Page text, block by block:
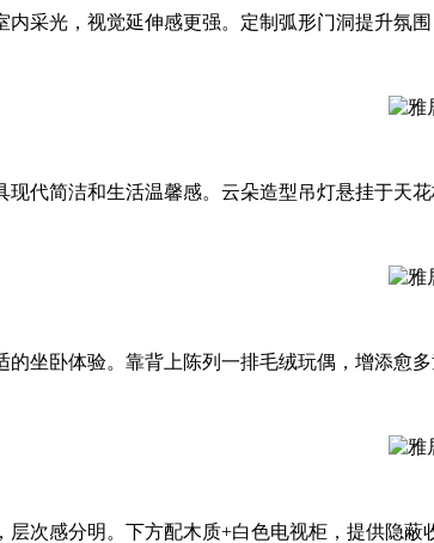
采光，视觉延伸感更强。定制弧形门洞提升氛
代简洁和生活温馨感。云朵造型吊灯悬挂于天
的坐卧体验。靠背上陈列一排毛绒玩偶，增添愈
次感分明。下方配木质+白色电视柜，提供隐蔽